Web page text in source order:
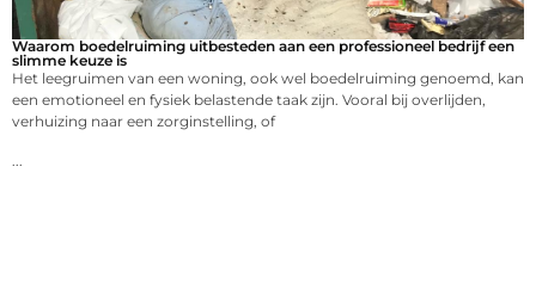
Waarom boedelruiming uitbesteden aan een professioneel bedrijf een
slimme keuze is
Het leegruimen van een woning, ook wel boedelruiming genoemd, kan
een emotioneel en fysiek belastende taak zijn. Vooral bij overlijden,
verhuizing naar een zorginstelling, of